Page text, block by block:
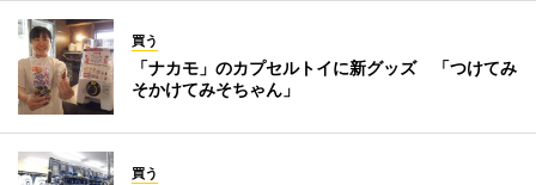
買う
「ナカモ」のカプセルトイに新グッズ 「つけてみ
そかけてみそちゃん」
買う